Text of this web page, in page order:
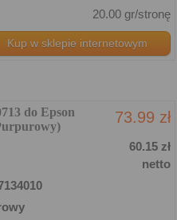
20.00 gr/stronę
Kup w sklepie internetowym
do Epson
73.99 zł
60.15 zł
netto